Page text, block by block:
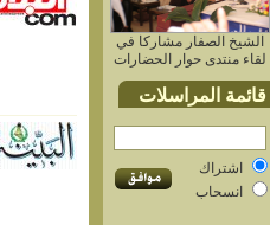
الشيخ الصفار مشاركا في
لقاء منتدى حوار الحضارات
قائمة المراسلات
اشتراك
انسحاب